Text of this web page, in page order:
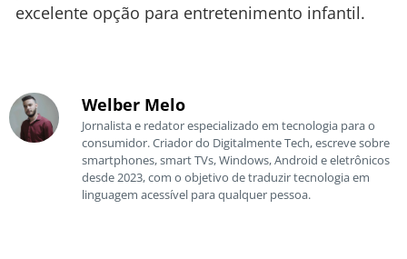
excelente opção para entretenimento infantil.
Welber Melo
Jornalista e redator especializado em tecnologia para o
consumidor. Criador do Digitalmente Tech, escreve sobre
smartphones, smart TVs, Windows, Android e eletrônicos
desde 2023, com o objetivo de traduzir tecnologia em
linguagem acessível para qualquer pessoa.